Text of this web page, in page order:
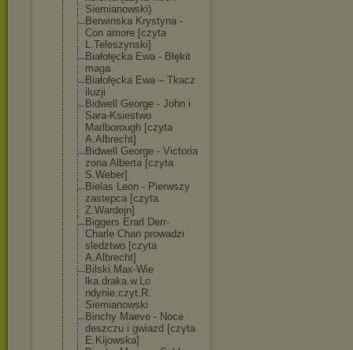
Siemianowski)
Berwinska Krystyna -
Con amore [czyta
L.Teleszynski]
Białołęcka Ewa - Błękit
maga
Białołęcka Ewa – Tkacz
iluzji
Bidwell George - John i
Sara-Ksiestwo
Marlborough [czyta
A.Albrecht]
Bidwell George - Victoria
zona Alberta [czyta
S.Weber]
Bielas Leon - Pierwszy
zastepca [czyta
Z.Wardejn]
Biggers Erarl Derr-
Charle Chan prowadzi
sledztwo [czyta
A.Albrecht]
Bilski.Max-Wie
lka.draka.w.Lo
ndynie.czyt.R.
Siemianowski
Binchy Maeve - Noce
deszczu i gwiazd [czyta
E.Kijowska]